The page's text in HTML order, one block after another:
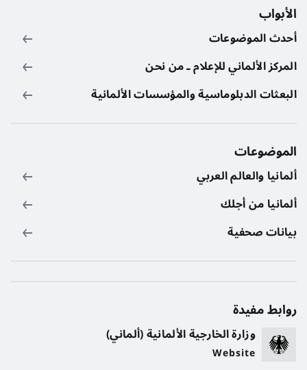
الأبواب
أحدث الموضوعات
المركز الألماني للإعلام ـ من نحن
البعثات الدبلوماسية والمؤسسات الألمانية
الموضوعات
ألمانيا والعالم العربي
ألمانيا من أجلك
بيانات صحفية
روابط مفيدة
وزارة الخارجية الألمانية (ألماني)
Website